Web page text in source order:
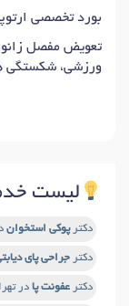
بورد تخصصی
تعویض مفصل
ورزشی، شکستگی
لیست
دکترپوکی استخوان
دکتر جراحی پای
دکتر عفونت پا در